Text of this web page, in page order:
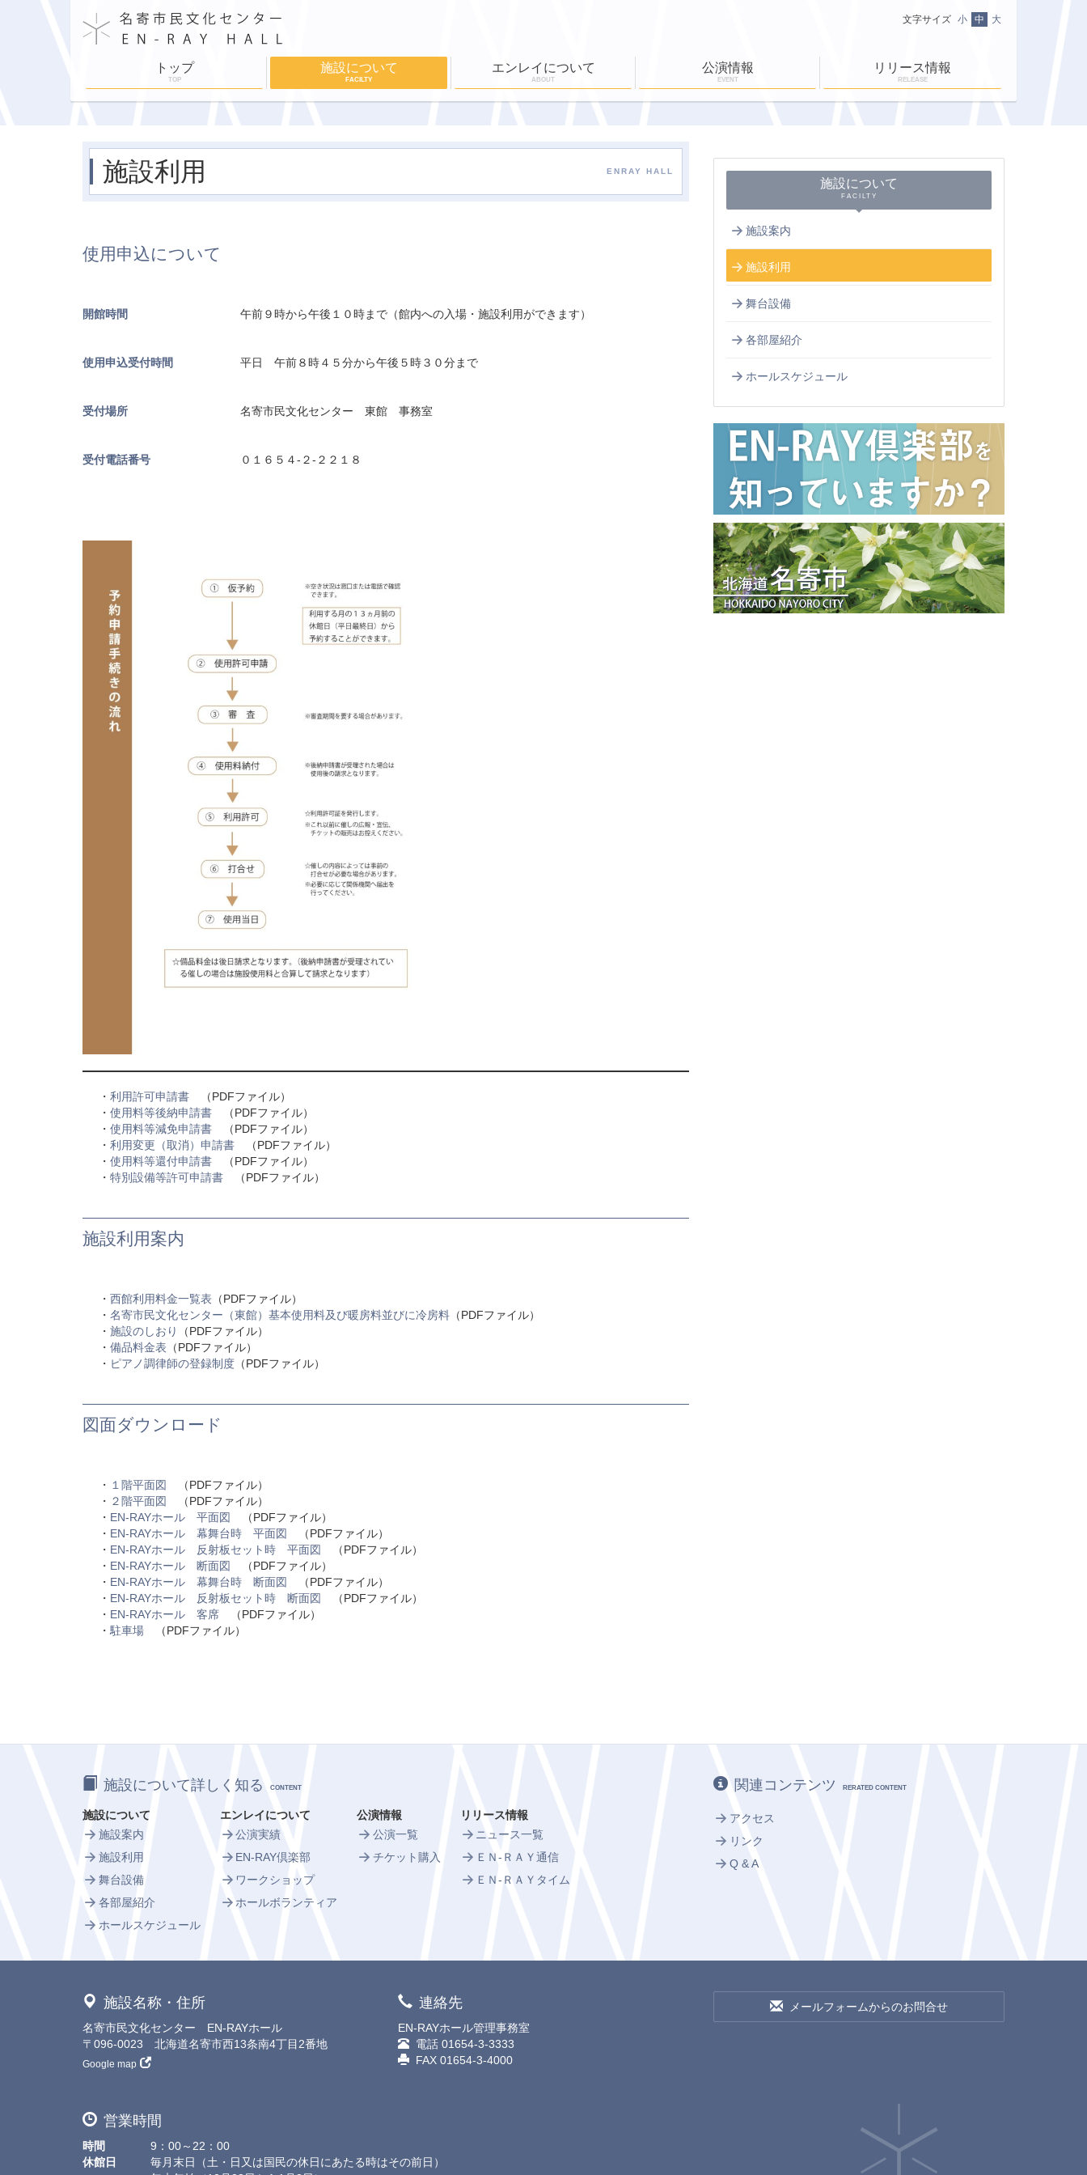
文字サイズ 小 中 大
トップ
TOP
施設について
FACILTY
エンレイについて
ABOUT
公演情報
EVENT
リリース情報
RELEASE
施設利用 ENRAY HALL
使用申込について
開館時間 午前９時から午後１０時まで（館内への入場・施設利用ができます）
使用申込受付時間 平日 午前８時４５分から午後５時３０分まで
受付場所 名寄市民文化センター 東館 事務室
受付電話番号 ０１６５４‐２‐２２１８
・ 利用許可申請書 （PDFファイル）
・ 使用料等後納申請書 （PDFファイル）
・ 使用料等減免申請書 （PDFファイル）
・ 利用変更（取消）申請書 （PDFファイル）
・ 使用料等還付申請書 （PDFファイル）
・ 特別設備等許可申請書 （PDFファイル）
施設利用案内
・ 西館利用料金一覧表 （PDFファイル）
・ 名寄市民文化センター（東館）基本使用料及び暖房料並びに冷房料 （PDFファイル）
・ 施設のしおり
（PDFファイル）
・ 備品料金表 （PDFファイル）
・ ピアノ調律師の登録制度 （PDFファイル）
図面ダウンロード
・ １階平面図
（PDFファイル）
・ ２階平面図
（PDFファイル）
・ EN-RAYホール 平面図
（PDFファイル）
・ EN-RAYホール 幕舞台時 平面図
（PDFファイル）
・ EN-RAYホール 反射板セット時 平面図
（PDFファイル）
・ EN-RAYホール 断面図
（PDFファイル）
・ EN-RAYホール 幕舞台時 断面図
（PDFファイル）
・ EN-RAYホール 反射板セット時 断面図
（PDFファイル）
・ EN-RAYホール 客席 （PDFファイル）
・駐車場 （PDFファイル）
施設について
FACILTY
施設案内
施設利用
舞台設備
各部屋紹介
ホールスケジュール
施設について詳しく知る CONTENT
施設について
施設案内
施設利用
舞台設備
各部屋紹介
ホールスケジュール
エンレイについて
公演実績
EN-RAY倶楽部
ワークショップ
ホールボランティア
公演情報
公演一覧
チケット購入
リリース情報
ニュース一覧
ＥＮ-ＲＡＹ通信
ＥＮ-ＲＡＹタイム
関連コンテンツ RERATED CONTENT
アクセス
リンク
Q & A
施設名称・住所
名寄市民文化センター EN-RAYホール
〒096-0023 北海道名寄市西13条南4丁目2番地
Google map
連絡先
EN-RAYホール管理事務室
電話 01654-3-3333
FAX 01654-3-4000
メールフォームからのお問合せ
営業時間
時間
9：00～22：00
休館日
毎月末日（土・日又は国民の休日にあたる時はその前日）